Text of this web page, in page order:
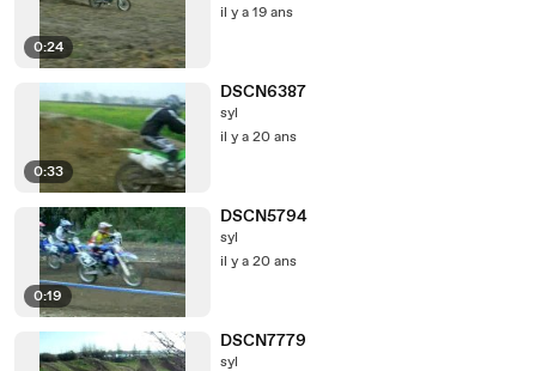
0:24
il y a 19 ans
0:33
DSCN6387
syl
il y a 20 ans
0:19
DSCN5794
syl
il y a 20 ans
DSCN7779
syl